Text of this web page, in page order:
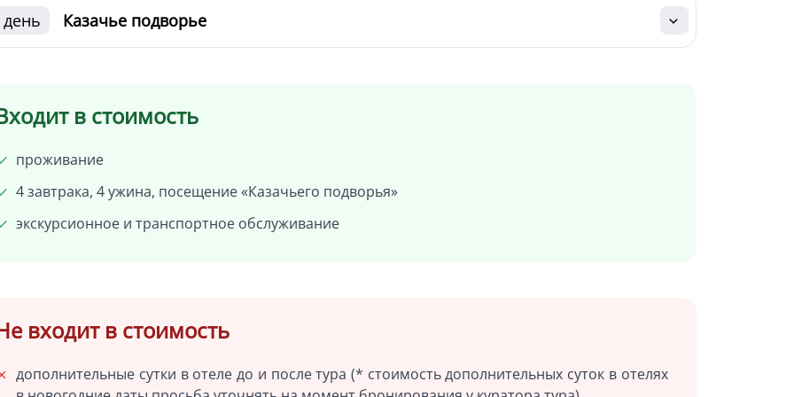
день Казачье подворье
в стоимость
проживание
4 завтрака, 4 ужина, посещение «Казачьего подворья»
экскурсионное и транспортное обслуживание
входит в стоимость
дополнительные сутки в отеле до и после тура (* стоимость дополнительных суток в отелях